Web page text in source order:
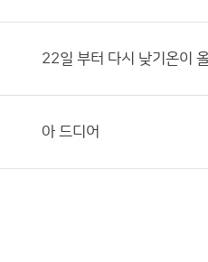
22일 부터 다시 낮기온이
아 드디어